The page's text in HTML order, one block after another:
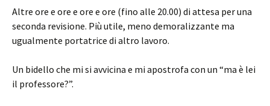
Altre ore e ore e ore e ore (fino alle 20.00) di attesa per una
seconda revisione. Più utile, meno demoralizzante ma
ugualmente portatrice di altro lavoro.
Un bidello che mi si avvicina e mi apostrofa con un “ma è lei
il professore?”.